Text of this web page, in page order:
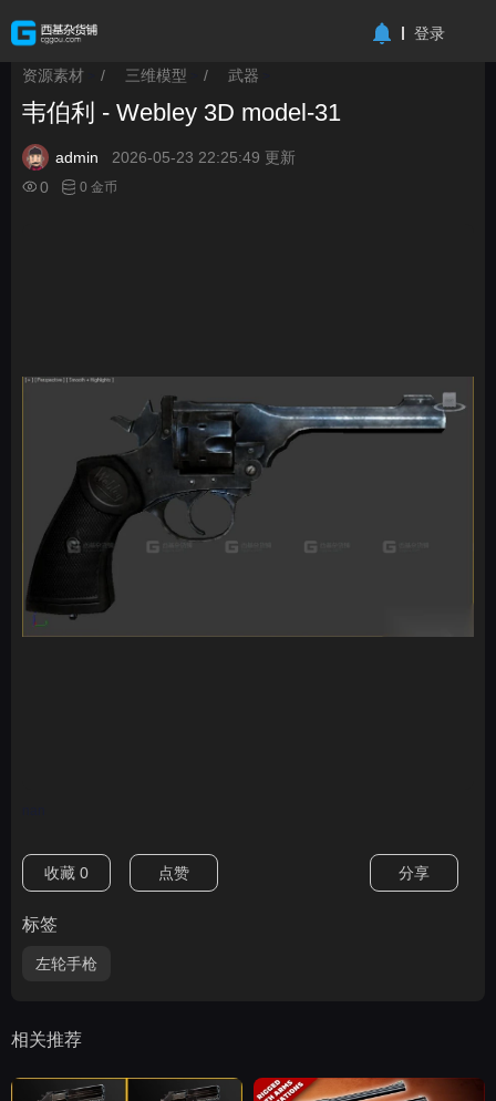
登录
资源素材 / 三维模型 / 武器
韦伯利 - Webley 3D model-31
admin
2026-05-23 22:25:49 更新
0
0 金币
收藏 0 点赞 分享
标签
左轮手枪
相关推荐